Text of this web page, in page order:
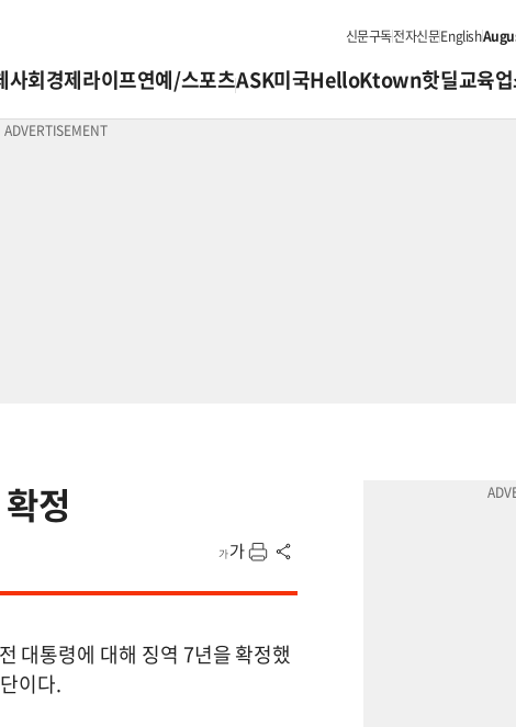
신문구독전자신문English
사회경제라이프연예/스포츠ASK미국HelloKtown핫딜교육
정
대통령에 대해 징역 7년을 확정했
이다.